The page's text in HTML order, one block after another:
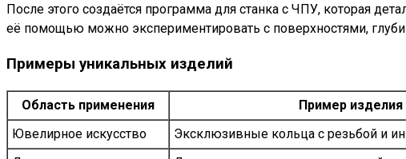
После этого создаётся программа для станка с ЧПУ, которая
её помощью можно экспериментировать с поверхностями,
Примеры уникальных изделий
Область применения Пример изделия
Ювелирное искусство
Эксклюзивные кольца с резьбой и